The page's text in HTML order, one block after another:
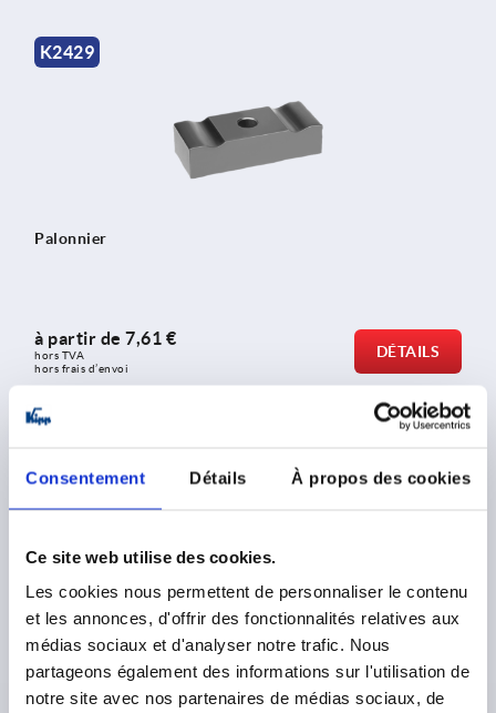
Consentement Détails À propos des cookies
Ce site web utilise des cookies.
Les cookies nous permettent de personnaliser le contenu
et les annonces, d'offrir des fonctionnalités relatives aux
médias sociaux et d'analyser notre trafic. Nous
partageons également des informations sur l'utilisation de
notre site avec nos partenaires de médias sociaux, de
K2429
Palonnier
à partir de 7,61 €
hors TVA
hors frais d’envoi
DÉTAILS
Bride à tourillon